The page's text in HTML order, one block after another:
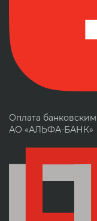
Оплата
АО «АЛЬФА-БАНК»